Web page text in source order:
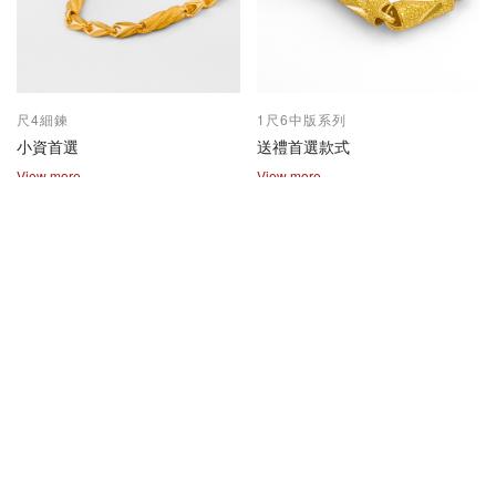
尺4細鍊
小資首選
View more
1尺6中版系列
送禮首選款式
View more